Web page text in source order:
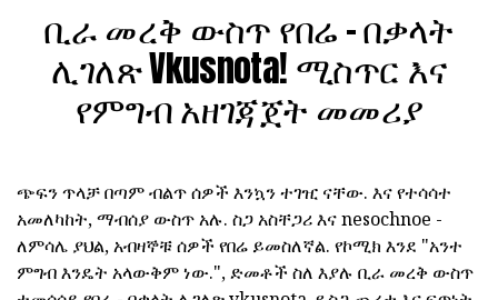
ቢራ መረቅ ውስጥ የበሬ - በቃላት
ሊገለጽ Vkusnota! ሚስጥር እና
የምግብ አዘገጃጀት መመሪያ
ጭፍን ጥላቻ በጣም ብልጥ ሰዎች እንኳን ተገዢ ናቸው. እና የተሳሳተ
አመለካከት, ማብሰያ ውስጥ አሉ. ስጋ አስቸጋሪ እና nesochnoe -
ለምሳሌ ያህል, አብዛኞቹ ሰዎች የበሬ ይመስለኛል. የኮሚክ እንደ "አንተ
ምግብ እንዴት አላውቅም ነው.", ድመቶች ስለ እያሉ ቢራ መረቅ ውስጥ